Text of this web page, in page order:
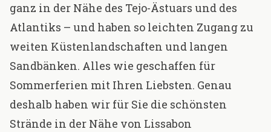
ganz in der Nähe des Tejo-Ästuars und des
Atlantiks – und haben so leichten Zugang zu
weiten Küstenlandschaften und langen
Sandbänken. Alles wie geschaffen für
Sommerferien mit Ihren Liebsten. Genau
deshalb haben wir für Sie die schönsten
Strände in der Nähe von Lissabon